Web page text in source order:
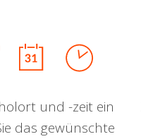
und -zeit ein
das gewünschte